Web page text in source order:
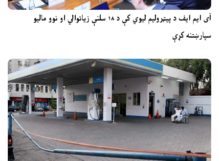
آی ایم ایف د پیټرولیم لیوي کې د ۱۸ سلنې زیاتوالي او نوو مالیو
سپارښتنه کړې